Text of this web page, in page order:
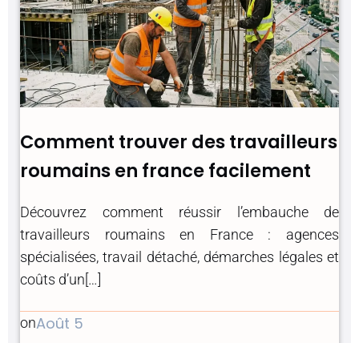
Comment trouver des travailleurs
roumains en france facilement
Découvrez comment réussir l’embauche de
travailleurs roumains en France : agences
spécialisées, travail détaché, démarches légales et
coûts d’un[…]
onAoût 5